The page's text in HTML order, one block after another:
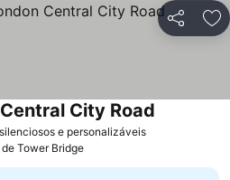
Partilhar
e personalizáveisVer preços
City Road
Tower Bridge